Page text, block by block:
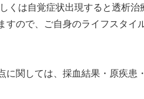
は自覚症状出現すると透析治
ので、ご自身のライフスタイ
関しては、採血結果・原疾患